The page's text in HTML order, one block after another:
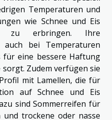
Temperaturen und
wie Schnee und Eis
zu erbringen. Ihre
auch bei Temperaturen
für eine bessere Haftung
Zudem verfügen sie
mit Lamellen, die für
auf Schnee und Eis
sind Sommerreifen für
trockene oder nasse